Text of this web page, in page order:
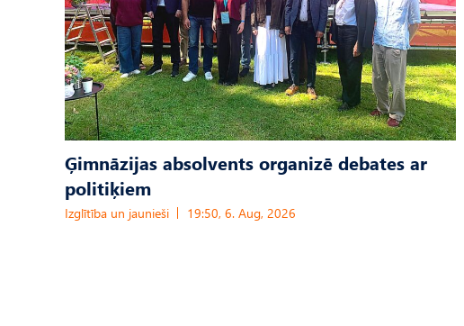
Ģimnāzijas absolvents organizē debates ar
politiķiem
Izglītība un jaunieši 19:50, 6. Aug, 2026